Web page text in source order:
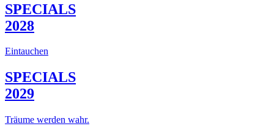
SPECIALS
2028
Eintauchen
SPECIALS
2029
Träume werden wahr.